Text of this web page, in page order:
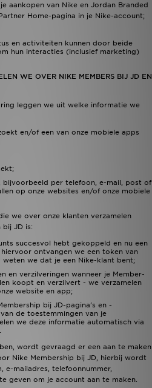
aankopen van Nike en Jordan Branded
Home-pagina in je Nike-account;
en activiteiten kunnen door beide
hun interacties (inclusief marketing)
WE OVER NIKE MEMBERS BIJ JD EN
leggen we uit welke informatie we
en/of een van onze mobiele apps
per telefoon, e-mail, post of
op onze websites en/of onze mobiele
we over onze klanten verzamelen
bij JD is:
succesvol hebt gekoppeld en nu een
ontvangen we een token van
we dat je een Nike-klant bent;
en verzilveringen wanneer je Member-
koopt en verzilvert - we verzamelen
website en app;
bij JD-pagina's en -
de toestemmingen van je
we deze informatie automatisch via
wordt gevraagd er een aan te maken
Nike Membership bij JD, hierbij wordt
e-mailadres, telefoonnummer,
geven om je account aan te maken.